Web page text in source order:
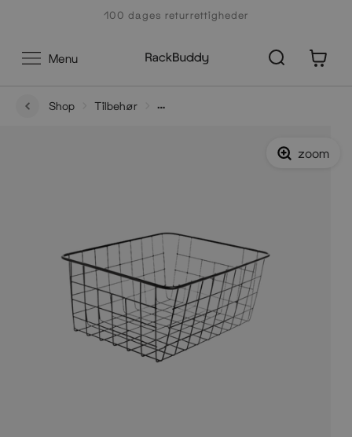
100 dages returrettigheder
Menu
Shop
Tilbehør
zoom